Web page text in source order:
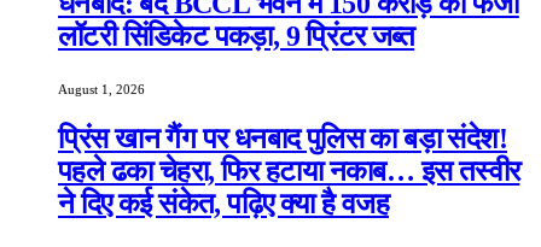
लॉटरी सिंडिकेट पकड़ा, 9 प्रिंटर जब्त
August 1, 2026
प्रिंस खान गैंग पर धनबाद पुलिस का बड़ा संदेश!
पहले ढका चेहरा, फिर हटाया नकाब… इस तस्वीर
ने दिए कई संकेत, पढ़िए क्या है वजह